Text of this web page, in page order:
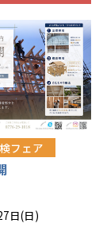
フェア
日(日)